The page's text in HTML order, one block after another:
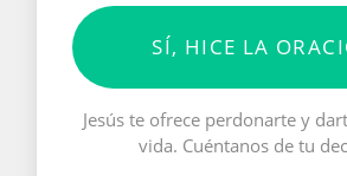
SÍ, HICE LA
Jesús te ofrece perdonarte y
vida. Cuéntanos de tu